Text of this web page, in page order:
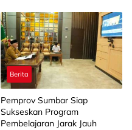
Berita
Pemprov Sumbar Siap
Sukseskan Program
Pembelajaran Jarak Jauh